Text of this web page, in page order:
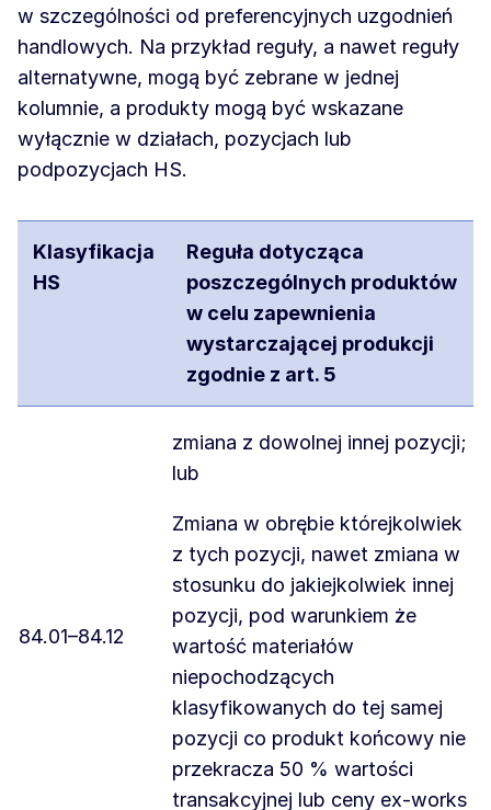
w szczególności od preferencyjnych uzgodnień
handlowych. Na przykład reguły, a nawet reguły
alternatywne, mogą być zebrane w jednej
kolumnie, a produkty mogą być wskazane
wyłącznie w działach, pozycjach lub
podpozycjach HS.
Klasyfikacja
HS
Reguła dotycząca
poszczególnych produktów
w celu zapewnienia
wystarczającej produkcji
zgodnie z art. 5
84.01–84.12
zmiana z dowolnej innej pozycji;
lub
Zmiana w obrębie którejkolwiek
z tych pozycji, nawet zmiana w
stosunku do jakiejkolwiek innej
pozycji, pod warunkiem że
wartość materiałów
niepochodzących
klasyfikowanych do tej samej
pozycji co produkt końcowy nie
przekracza 50 % wartości
transakcyjnej lub ceny ex-works